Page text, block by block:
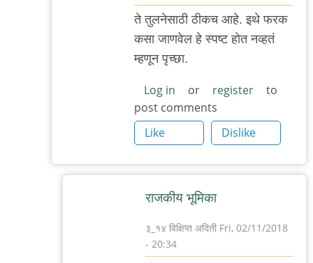
In
reply
शिवाय
by
३_१४
विक्षिप्त
अदिती
ते तुलनेसाठी ठीकच आहे. इथे फरक
कसा जाणवेल हे स्पष्ट होत नव्हतं
म्हणून पृच्छा.
Log in or register
to
post comments
Like
Dislike
राजकीय भूमिका
३_१४ विक्षिप्त अदिती Fri, 02/11/2018
- 20:34